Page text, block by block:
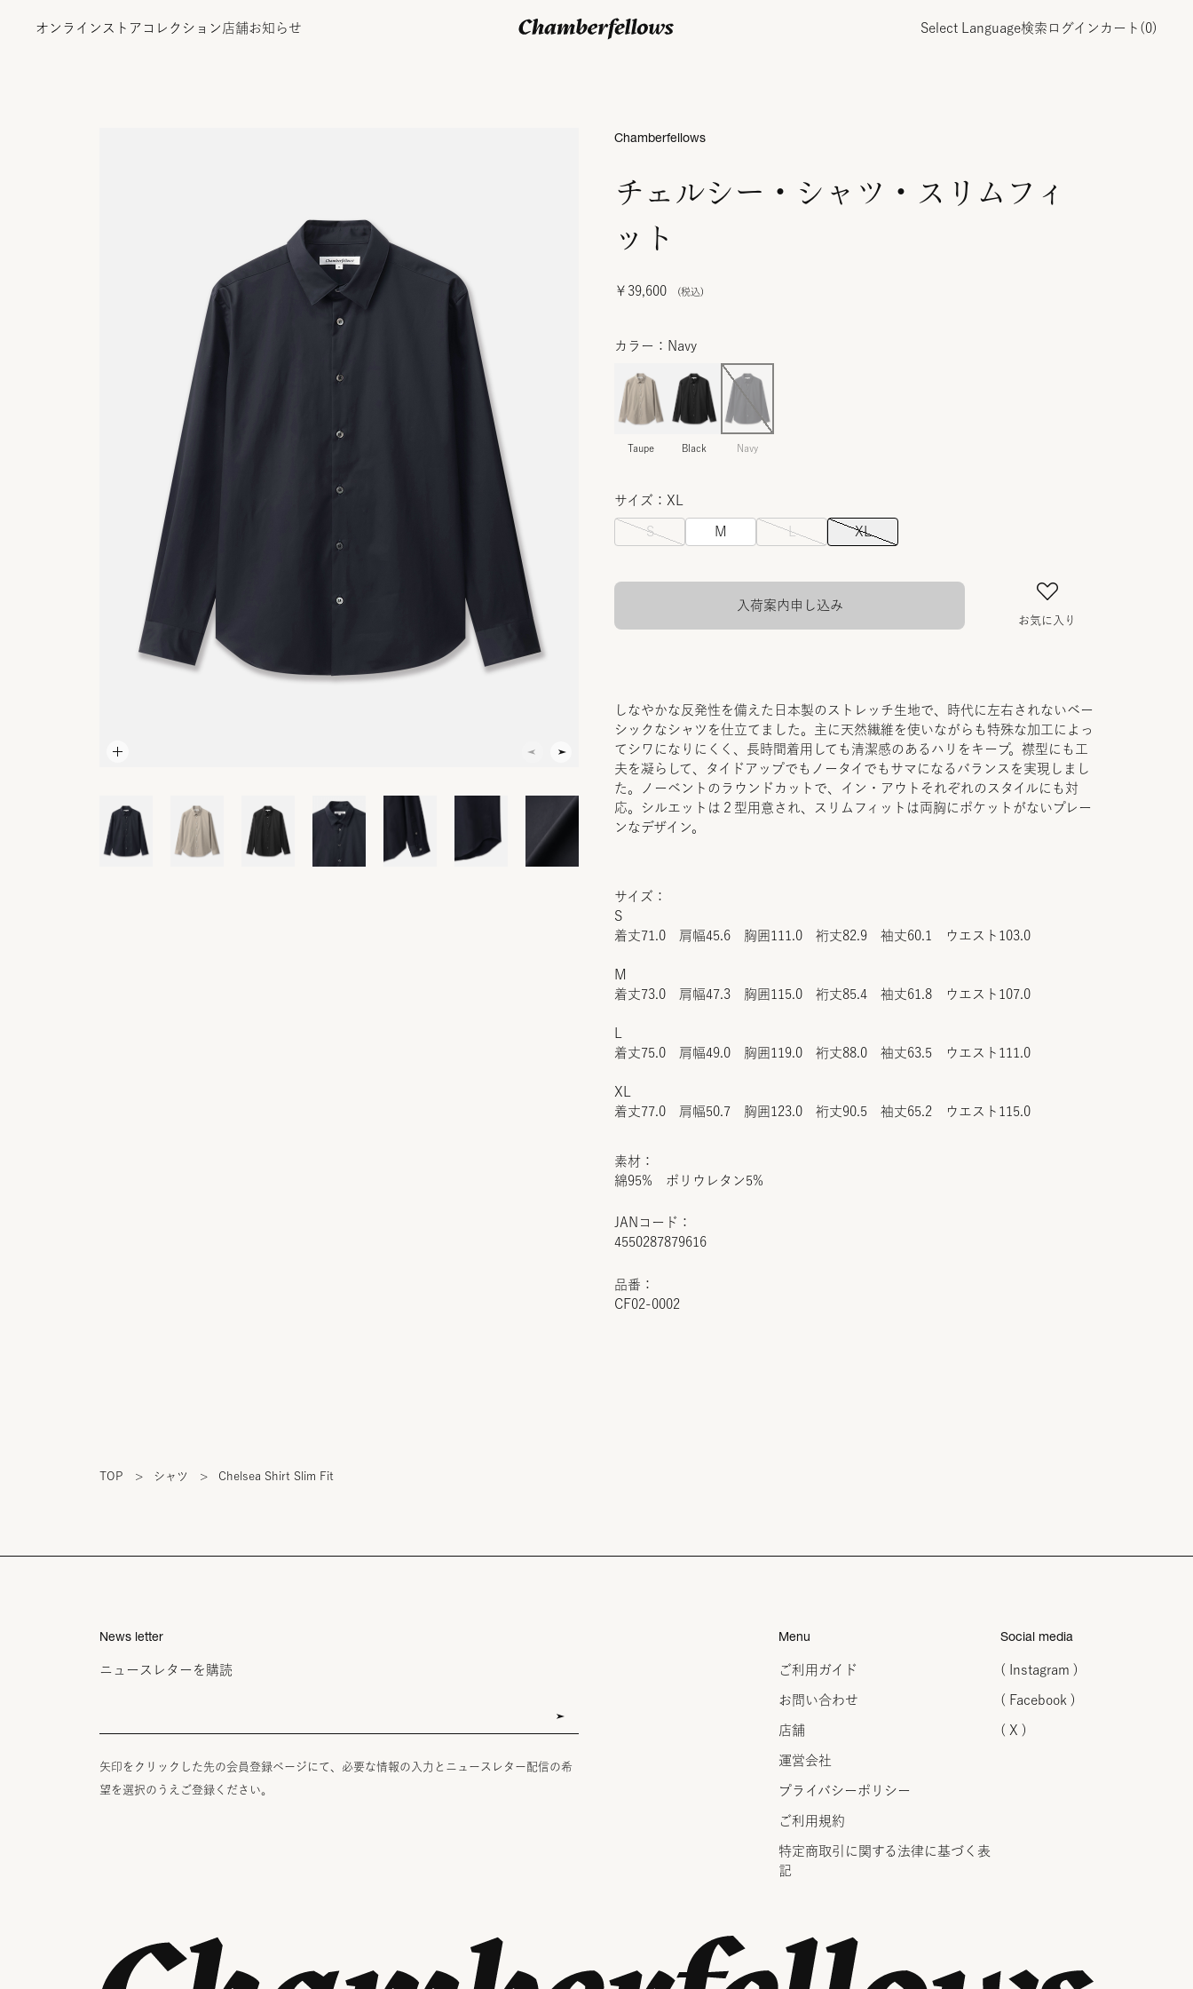
オンラインストア コレクション 店舗お知らせ Select Language検索 ログイン カート( 0)
チェルシー・シャツ・スリムフィ
ット
￥39,600
JANコード：
4550287879616
品番：
CF02-0002
Chamberfellows
カラー：Navy
Taupe Black Navy
サイズ：XL
S M L XL
お気に入り
入荷案内申し込み
しなやかな反発性を備えた日本製のストレッチ生地で、時代に左右されないベー
シックなシャツを仕立てました。主に天然繊維を使いながらも特殊な加工によっ
てシワになりにくく、長時間着用しても清潔感のあるハリをキープ。襟型にも工
夫を凝らして、タイドアップでもノータイでもサマになるバランスを実現しまし
た。ノーベントのラウンドカットで、イン・アウトそれぞれのスタイルにも対
応。シルエットは２型用意され、スリムフィットは両胸にポケットがないプレー
ンなデザイン。
サイズ：
S
着丈71.0 肩幅45.6 胸囲111.0 裄丈82.9 袖丈60.1 ウエスト103.0
M
着丈73.0 肩幅47.3 胸囲115.0 裄丈85.4 袖丈61.8 ウエスト107.0
着丈75.0 肩幅49.0 胸囲119.0 裄丈88.0 袖丈63.5 ウエスト111.0
XL
着丈77.0 肩幅50.7 胸囲123.0 裄丈90.5 袖丈65.2 ウエスト115.0
素材：
綿95% ポリウレタン5%
TOP > シャツ > Chelsea Shirt Slim Fit
News letter
ニュースレターを購読
矢印をクリックした先の会員登録ページにて、必要な情報の入力とニュースレター配信の希
望を選択のうえご登録ください。
Menu
ご利用ガイド
お問い合わせ
店舗
運営会社
プライバシーポリシー
ご利用規約
特定商取引に関する法律に 基づく表
記
Social media
( Instagram )
( Facebook )
( X )